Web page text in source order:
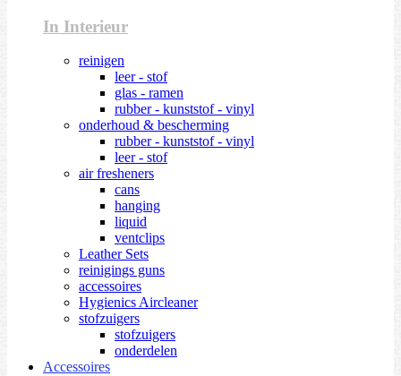
In Interieur
reinigen
leer - stof
glas - ramen
rubber - kunststof - vinyl
onderhoud & bescherming
rubber - kunststof - vinyl
leer - stof
air fresheners
cans
hanging
liquid
ventclips
Leather Sets
reinigings guns
accessoires
Hygienics Aircleaner
stofzuigers
stofzuigers
onderdelen
Accessoires